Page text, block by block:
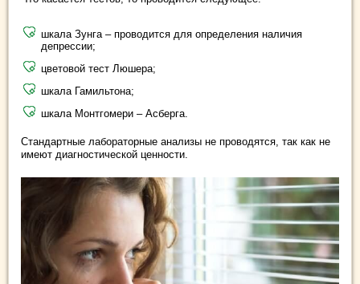
шкала Зунга – проводится для определения наличия
депрессии;
цветовой тест Люшера;
шкала Гамильтона;
шкала Монтгомери – Асберга.
Стандартные лабораторные анализы не проводятся, так как не
имеют диагностической ценности.